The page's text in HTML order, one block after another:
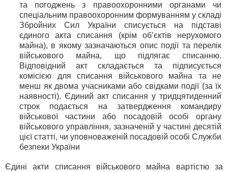
та погоджень з правоохоронними органами чи
спеціальним правоохоронним формуванням у складі
Збройних Сил України списується на підставі
єдиного акта списання (крім об’єктів нерухомого
майна), в якому зазначаються опис події та перелік
військового майна, що підлягає списанню.
Відповідний акт складається та підписується
комісією для списання військового майна та не
менш як двома учасниками або свідками події (за їх
наявності). Єдиний акт списання у тридцятиденний
строк подається на затвердження командиру
військової частини або посадовій особі органу
військового управління, зазначеній у частині десятій
цієї статті, чи уповноваженій посадовій особі Служби
безпеки України
Єдині акти списання військового майна вартістю за